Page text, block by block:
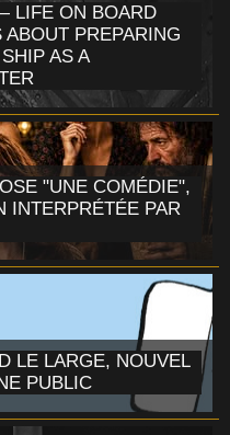
LIFE ON BOARD
PREPARING
AS A
"UNE COMÉDIE",
INTERPRÉTÉE PAR
LE LARGE, NOUVEL
PUBLIC